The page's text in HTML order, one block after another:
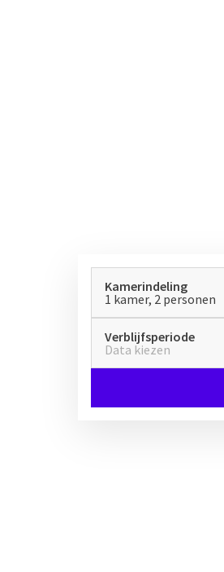
Kamerindeling
1 kamer, 2 personen
Verblijfsperiode
Data kiezen